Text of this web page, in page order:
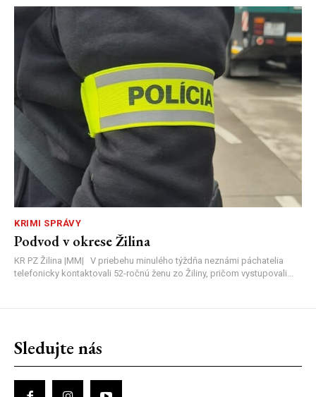
KRIMI SPRÁVY
Podvod v okrese Žilina
KR PZ Žilina |MM| V priebehu minulého týždňa neznámi páchatelia
telefonicky kontaktovali 52-ročnú ženu zo Žiliny, pričom vystupovali...
Sledujte nás